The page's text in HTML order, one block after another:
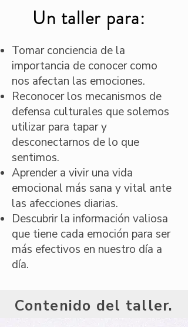
Un taller para:
Tomar conciencia de la
importancia de conocer como
nos afectan las emociones.
Reconocer los mecanismos de
defensa culturales que solemos
utilizar para tapar y
desconectarnos de lo que
sentimos.
Aprender a vivir una vida
emocional más sana y vital ante
las afecciones diarias.
Descubrir la información valiosa
que tiene cada emoción para ser
más efectivos en nuestro día a
día.
Contenido del taller.